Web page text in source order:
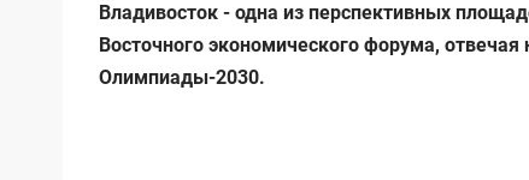
Владивосток - одна из перспективных
Восточного экономического форума,
Олимпиады-2030.